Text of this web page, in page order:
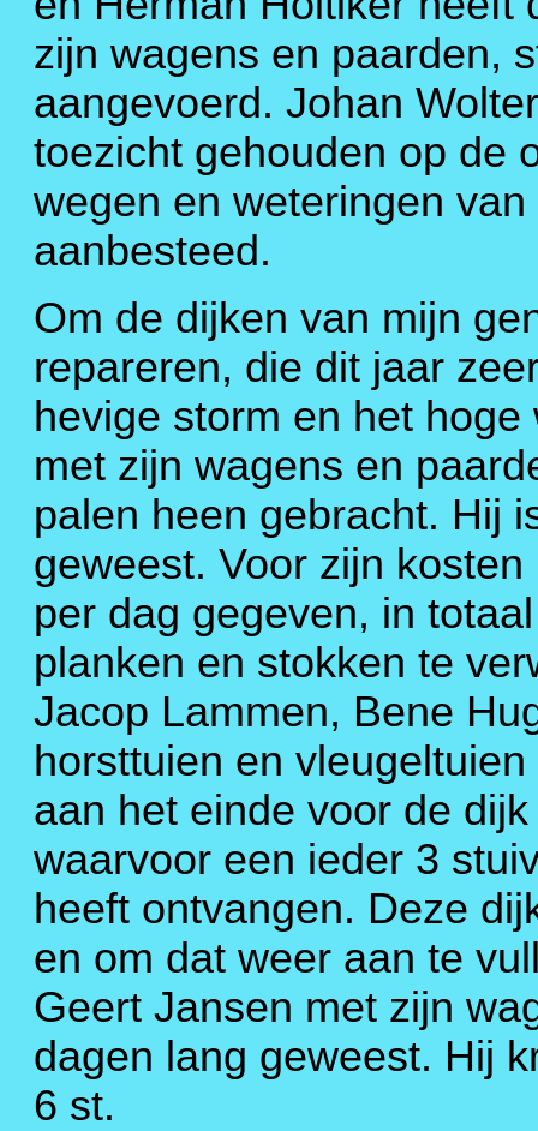
zijn wagens en paarden,
aangevoerd. Johan
toezicht gehouden op de
wegen en weteringen
aanbesteed.
Om de dijken van mijn
repareren, die dit jaar
hevige storm en het
met zijn wagens en
palen heen gebracht. Hij
geweest. Voor zijn
per dag gegeven, in
planken en stokken te
Jacop Lammen, Bene
horsttuien en
aan het einde voor de
waarvoor een ieder 3
heeft ontvangen. Deze
en om dat weer aan te
Geert Jansen met zijn
dagen lang geweest. Hij
6 st.